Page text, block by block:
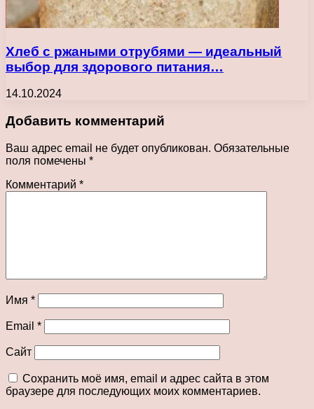
Хлеб с ржаными отрубями — идеальный
выбор для здорового питания…
14.10.2024
Добавить комментарий
Ваш адрес email не будет опубликован. Обязательные
поля помечены *
Комментарий *
Имя *
Email *
Сайт
Сохранить моё имя, email и адрес сайта в этом
браузере для последующих моих комментариев.